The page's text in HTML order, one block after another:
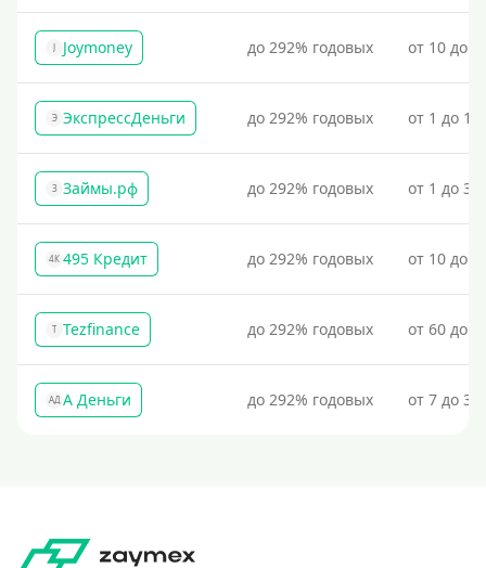
J Joymoney до 292% годовых от 10 до
Э ЭкспрессДеньги до 292% годовых от 1 до
З Займы.рф до 292% годовых от 1 до
4К 495 Кредит до 292% годовых от 10 до
T Tezfinance до 292% годовых от 60 до
АД А Деньги до 292% годовых от 7 до